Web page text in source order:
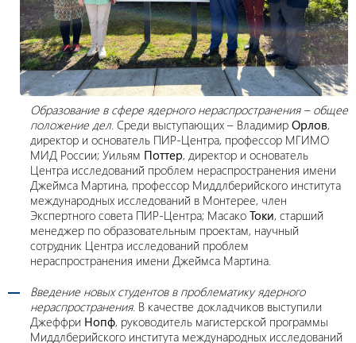
Образование в сфере ядерного нераспространения – общее
положение дел. Среди выступающих – Владимир Орлов,
директор и основатель ПИР-Центра, профессор МГИМО
МИД России; Уильям Поттер, директор и основатель
Центра исследований проблем нераспространения имени
Джеймса Мартина, профессор Миддлберийского института
международных исследований в Монтерее, член
Экспертного совета ПИР-Центра; Масако Токи, старший
менеджер по образовательным проектам, научный
сотрудник Центра исследований проблем
нераспространения имени Джеймса Мартина.
Введение новых студентов в проблематику ядерного
нераспространения. В качестве докладчиков выступили
Джеффри Нопф, руководитель магистерской программы
Миддлберийского института международных исследований